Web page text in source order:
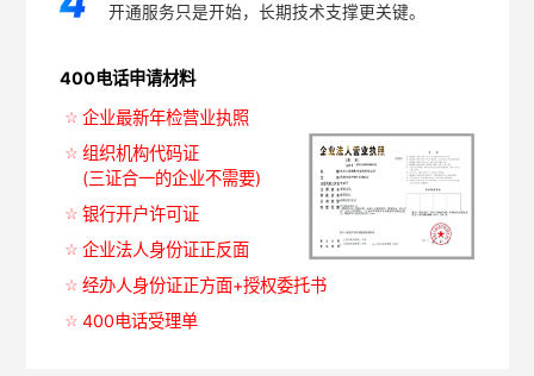
开通服务只是开始，长期技术支撑更关键。
400电话申请材料
企业最新年检营业执照
组织机构代码证
(三证合一的企业不需要)
银行开户许可证
企业法人身份证正反面
经办人身份证正方面+授权委托书
400电话受理单